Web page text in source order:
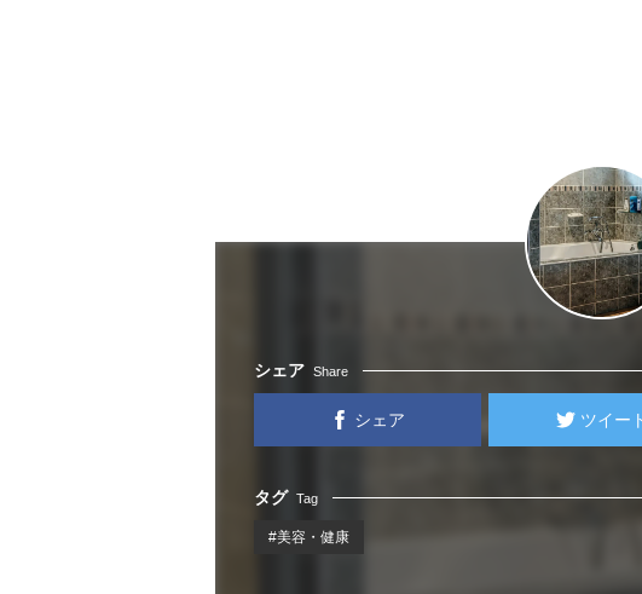
シェア Share
シェア ツイー
タグ Tag
#美容・健康